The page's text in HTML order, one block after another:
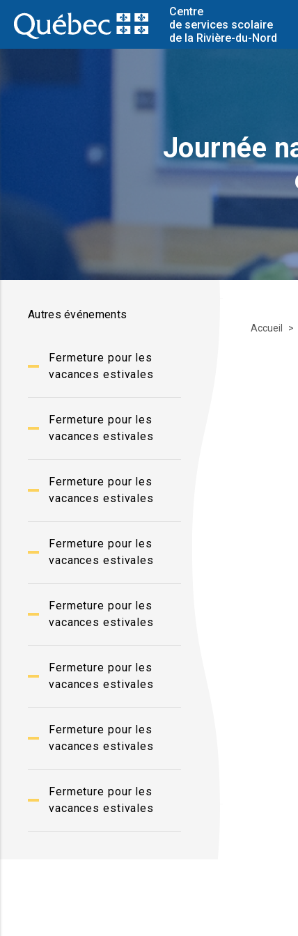
Centre
de services scolaire
de la Rivière-du-Nord
Journée
Autres événements
Fermeture pour les
vacances estivales
Fermeture pour les
vacances estivales
Fermeture pour les
vacances estivales
Fermeture pour les
vacances estivales
Fermeture pour les
vacances estivales
Fermeture pour les
vacances estivales
Fermeture pour les
vacances estivales
Fermeture pour les
vacances estivales
Accueil